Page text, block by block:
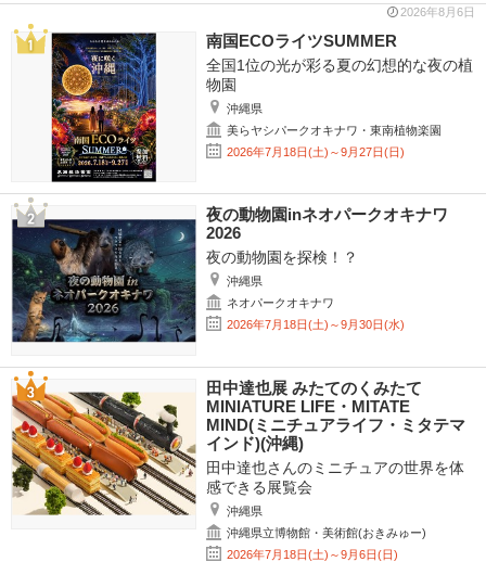
2026年8月6日
南国ECOライツSUMMER
全国1位の光が彩る夏の幻想的な夜の植
物園
沖縄県
美らヤシパークオキナワ・東南植物楽園
2026年7月18日(土)～9月27日(日)
夜の動物園inネオパークオキナワ
2026
夜の動物園を探検！？
沖縄県
ネオパークオキナワ
2026年7月18日(土)～9月30日(水)
田中達也展 みたてのくみたて
MINIATURE LIFE・MITATE
MIND(ミニチュアライフ・ミタテマ
インド)(沖縄)
田中達也さんのミニチュアの世界を体
感できる展覧会
沖縄県
沖縄県立博物館・美術館(おきみゅー)
2026年7月18日(土)～9月6日(日)